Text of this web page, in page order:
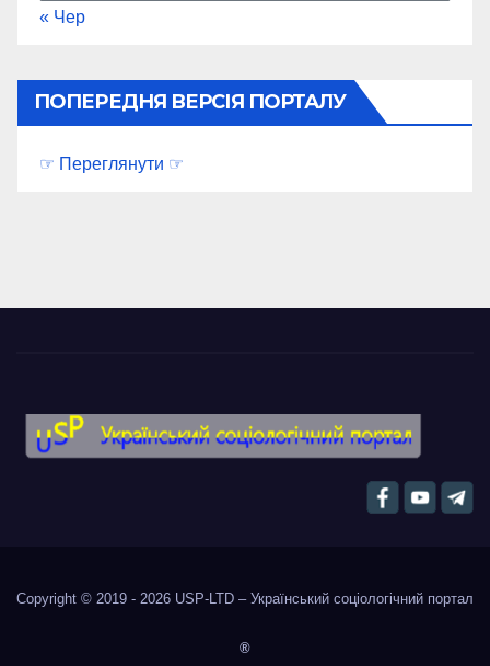
« Чер
ПОПЕРЕДНЯ ВЕРСІЯ ПОРТАЛУ
☞ Переглянути ☞
Copyright © 2019 - 2026 USP-LTD – Український соціологічний портал
®